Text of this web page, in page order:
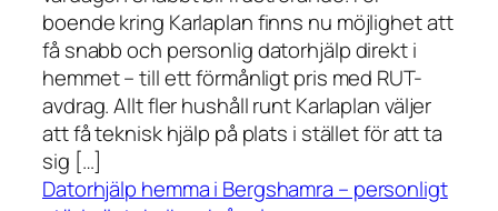
boende kring Karlaplan finns nu möjlighet att
få snabb och personlig datorhjälp direkt i
hemmet – till ett förmånligt pris med RUT-
avdrag. Allt fler hushåll runt Karlaplan väljer
att få teknisk hjälp på plats i stället för att ta
sig […]
Datorhjälp hemma i Bergshamra – personligt